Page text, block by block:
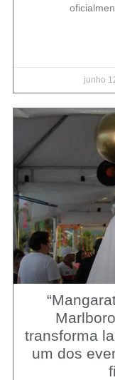
junho
transforma
um dos